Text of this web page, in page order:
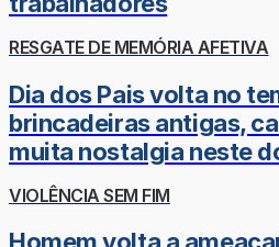
RESGATE DE MEMÓRIA AFETIVA
Dia dos Pais volta no
brincadeiras antigas,
muita nostalgia neste
VIOLÊNCIA SEM FIM